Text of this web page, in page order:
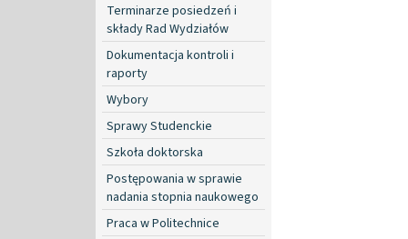
Terminarze posiedzeń i
składy Rad Wydziałów
Dokumentacja kontroli i
raporty
Wybory
Sprawy Studenckie
Szkoła doktorska
Postępowania w sprawie
nadania stopnia naukowego
Praca w Politechnice